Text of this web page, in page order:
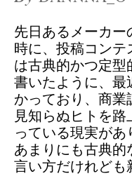
先日あるメーカ
時に、投稿コン
は古典的かつ定
書いたように、
かっており、商業
見知らぬヒトを
っている現実が
あまりにも古典
言い方だけれど